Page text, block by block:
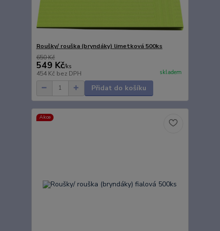
Roušky/ rouška (bryndáky) limetková 500ks
650 Kč
549 Kč/ks
454 Kč bez DPH skladem
Přidat do košíku
Akce